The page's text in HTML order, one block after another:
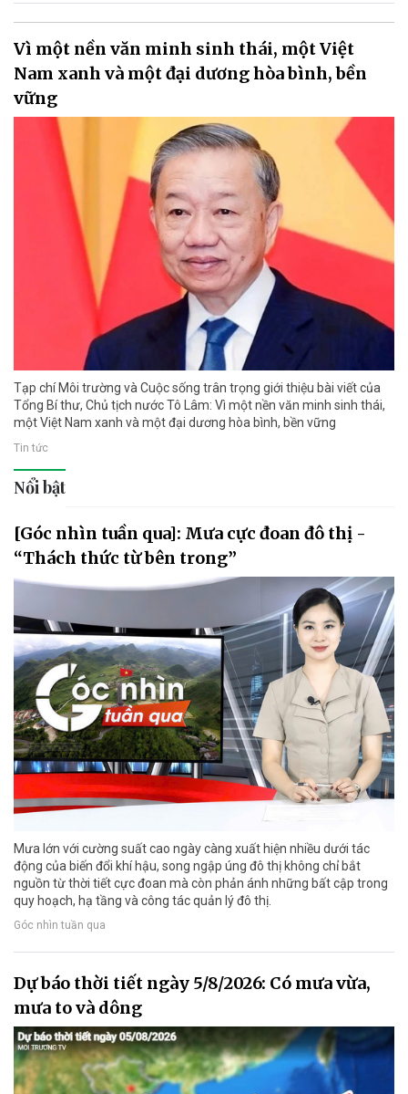
Vì một nền văn minh sinh thái, một Việt
Nam xanh và một đại dương hòa bình, bền
vững
Tạp chí Môi trường và Cuộc sống trân trọng giới thiệu bài viết của
Tổng Bí thư, Chủ tịch nước Tô Lâm: Vì một nền văn minh sinh thái,
một Việt Nam xanh và một đại dương hòa bình, bền vững
Tin tức
Nổi bật
[Góc nhìn tuần qua]: Mưa cực đoan đô thị -
“Thách thức từ bên trong”
Mưa lớn với cường suất cao ngày càng xuất hiện nhiều dưới tác
động của biến đổi khí hậu, song ngập úng đô thị không chỉ bắt
nguồn từ thời tiết cực đoan mà còn phản ánh những bất cập trong
quy hoạch, hạ tầng và công tác quản lý đô thị.
Góc nhìn tuần qua
Dự báo thời tiết ngày 5/8/2026: Có mưa vừa,
mưa to và dông